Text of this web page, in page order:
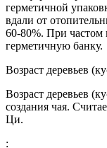
герметичной
вдали от
60-80%. При частом
герметичную банку.
Возраст деревьев
Возраст деревьев
создания чая.
Ци.
: